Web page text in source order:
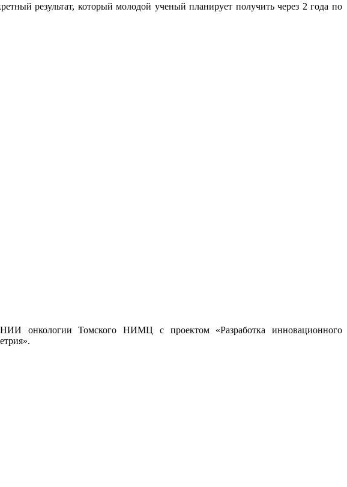
результат, который молодой ученый планирует получить через 2 года по
онкологии Томского НИМЦ с проектом «Разработка инновационного